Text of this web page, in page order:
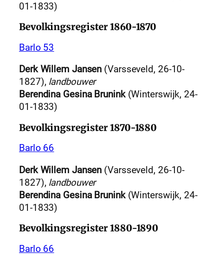
01-1833)
Bevolkingsregister 1860-1870
Barlo 53
Derk Willem Jansen (Varsseveld, 26-10-
1827), landbouwer
Berendina Gesina Brunink(Winterswijk, 24-
01-1833)
Bevolkingsregister 1870-1880
Barlo 66
Derk Willem Jansen (Varsseveld, 26-10-
1827), landbouwer
Berendina Gesina Brunink(Winterswijk, 24-
01-1833)
Bevolkingsregister 1880-1890
Barlo 66